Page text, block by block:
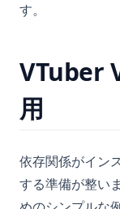
す。
VTuber
用
依存関係がイン
する準備が整い